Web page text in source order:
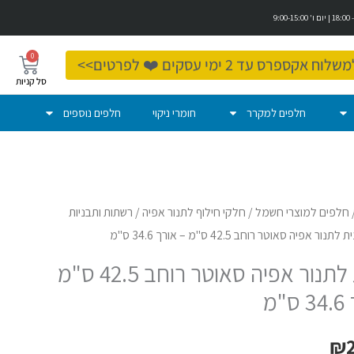
עד 2 ימי עסקים ❤️ לפרטים>> 0
עגלת
קניות
חלפים למקרר חומרי ניקוי חלפים נוספים
חלפים למוצרי חשמל/ חלקי חילוף לתנור אפיה/ רשתות ותבניות
אפיה סאוטר רוחב 42.5 ס"מ – אורך 34.6 ס"מ
תבנית לתנור אפיה סאוטר רוחב 42.5 ס"מ
₪